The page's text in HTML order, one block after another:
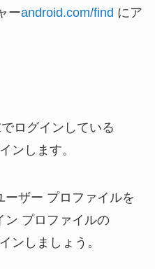
ーandroid.com/find にア
ログインしている
ンします。
ザー プロファイルを
ン プロファイルの
ンしましょう。